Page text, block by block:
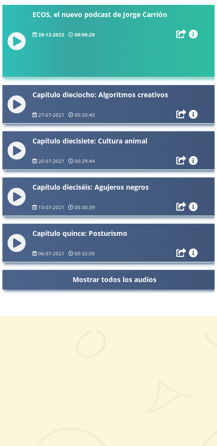
ECOS, el nuevo podcast de Jorge Carrión
28-12-2022 00:00:29
Capítulo dieciocho: Algoritmos creativos
27-07-2021 00:33:43
Capítulo diecisiete: Cultura animal
20-07-2021 00:29:44
Capítulo dieciséis: Agujeros negros
13-07-2021 00:30:39
Capítulo quince: Posturismo
06-07-2021 00:32:05
Mostrar todos los audios